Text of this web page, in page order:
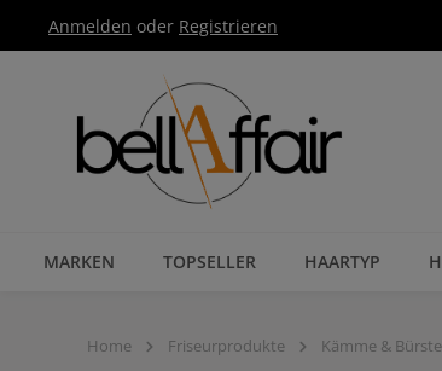
Hauptnavigation springen
Anmelden oder Registrieren
MARKEN TOPSELLER HAARTYP
Home Friseurprodukte Kämme &